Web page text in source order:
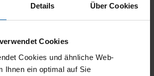
Details Über Cookies
Cookies
Cookies und ähnliche Web-
Ihnen ein optimal auf Sie
100% Made in
Burladingen